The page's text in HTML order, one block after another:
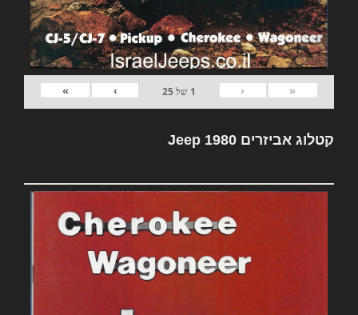
«
‹
1 של25
›
»
קטלוג אביזרים Jeep 1980